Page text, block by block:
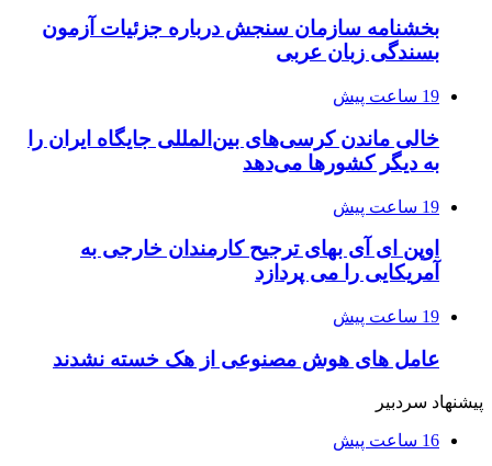
بخشنامه سازمان سنجش درباره جزئیات آزمون
بسندگی زبان عربی
19 ساعت پیش
خالی ماندن کرسی‌های بین‌المللی جایگاه ایران را
به دیگر کشورها می‌دهد
19 ساعت پیش
اوپن ای آی بهای ترجیح کارمندان خارجی به
آمریکایی را می پردازد
19 ساعت پیش
عامل های هوش مصنوعی از هک خسته نشدند
پیشنهاد سردبیر
16 ساعت پیش